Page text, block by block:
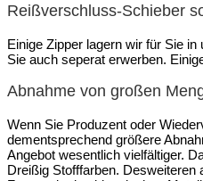
Reißverschluss-Schieber
Einige Zipper lagern wir für Sie
Sie auch seperat erwerben.
Abnahme von großen
Wenn Sie Produzent oder
dementsprechend größere
Angebot wesentlich vielfältiger.
Dreißig Stofffarben.